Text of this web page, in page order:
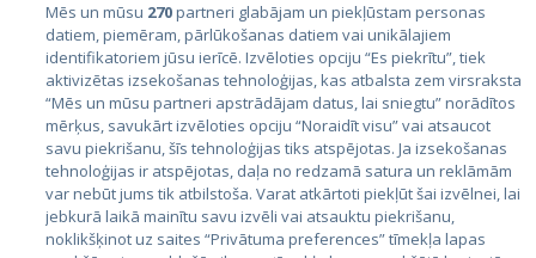
Страны
Эстония
Латвия
Литва
Mēs un mūsu 270partneri glabājam un piekļūstam personas
datiem, piemēram, pārlūkošanas datiem vai unikālajiem
identifikatoriem jūsu ierīcē. Izvēloties opciju “Es piekrītu”, tiek
aktivizētas izsekošanas tehnoloģijas, kas atbalsta zem virsraksta
“Mēs un mūsu partneri apstrādājam datus, lai sniegtu” norādītos
mērķus, savukārt izvēloties opciju “Noraidīt visu” vai atsaucot
savu piekrišanu, šīs tehnoloģijas tiks atspējotas. Ja izsekošanas
tehnoloģijas ir atspējotas, daļa no redzamā satura un reklāmām
var nebūt jums tik atbilstoša. Varat atkārtoti piekļūt šai izvēlnei, lai
jebkurā laikā mainītu savu izvēli vai atsauktu piekrišanu,
noklikšķinot uz saites “Privātuma preferences” tīmekļa lapas